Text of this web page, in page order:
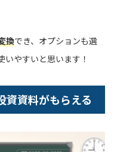
換でき、オプションも選
やすいと思います！
資料がもらえる